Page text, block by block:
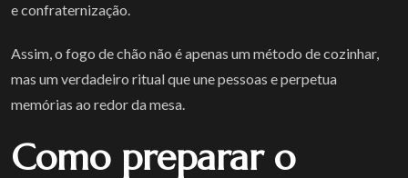
e confraternização.
Assim, o fogo de chão não é apenas um método de cozinhar,
mas um verdadeiro ritual que une pessoas e perpetua
memórias ao redor da mesa.
Como preparar o